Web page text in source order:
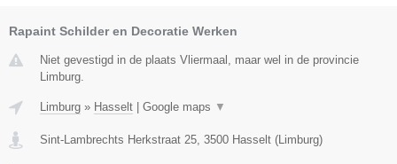
Rapaint Schilder en Decoratie Werken
Niet gevestigd in de plaats Vliermaal, maar wel in de provincie
Limburg.
Limburg » Hasselt Google maps ▼
Sint-Lambrechts Herkstraat 25, 3500 Hasselt (Limburg)